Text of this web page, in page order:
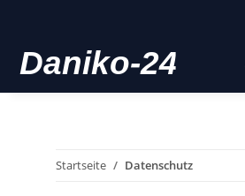
Startseite Datenschutz